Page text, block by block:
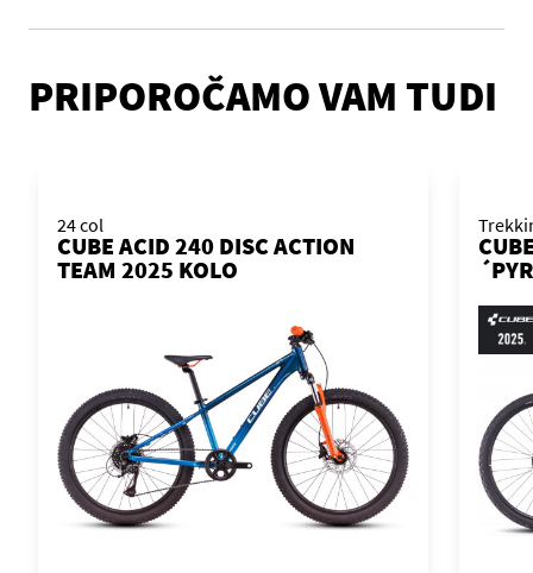
PRIPOROČAMO VAM TUDI
24 col
CUBE ACID 240 DISC ACTION
TEAM 2025 KOLO